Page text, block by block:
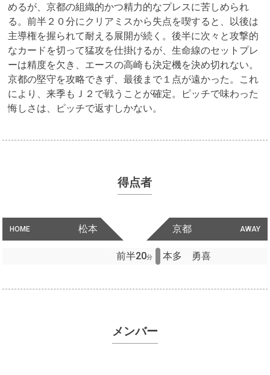
めるが、京都の組織的かつ精力的なプレスに苦しめられ
る。前半２０分にクリアミスから失点を喫すると、以後は
主導権を握られて耐える展開が続く。後半に次々と攻撃的
なカードを切って猛攻を仕掛けるが、生命線のセットプレ
ーは精度を欠き、エースの高崎も決定機を決め切れない。
京都の堅守を攻略できず、最後まで１点が遠かった。これ
により、来季もＪ２で戦うことが確定。ピッチで味わった
悔しさは、ピッチで返すしかない。
得点者
HOME 松本 AWAY
京都
前半20分 本多 勇喜
メンバー